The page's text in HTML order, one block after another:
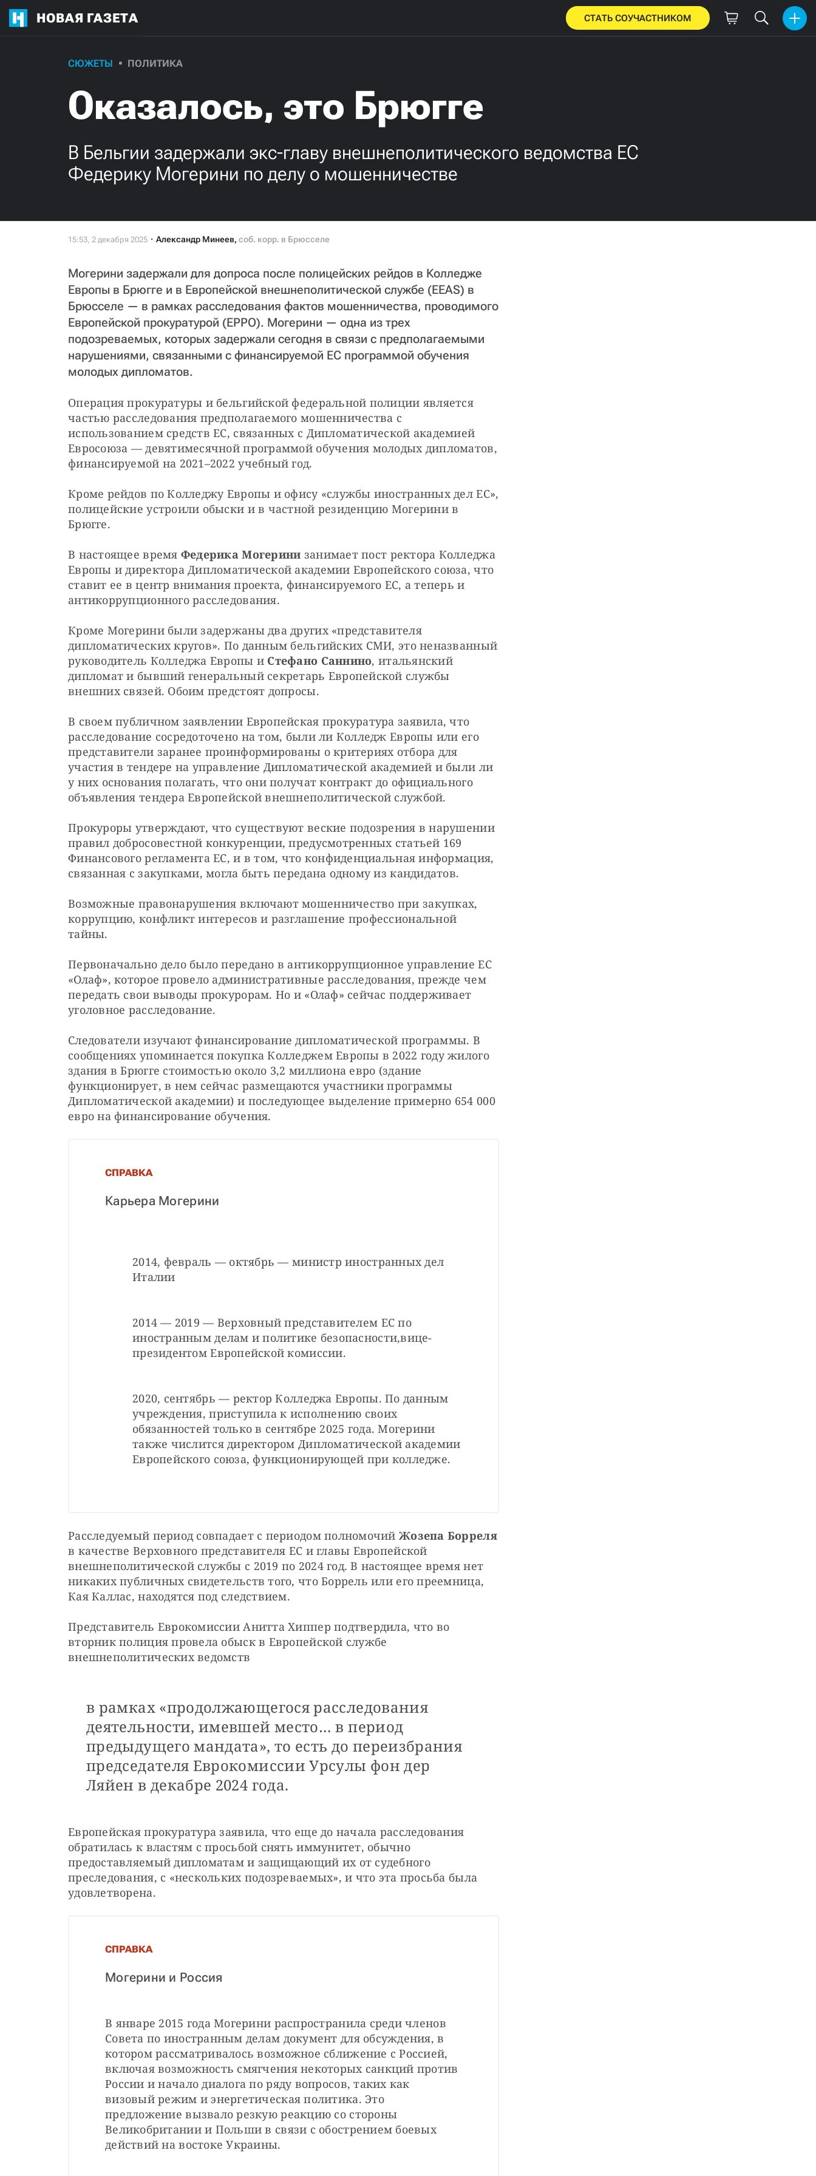
НОВАЯ ГАЗЕТА СТАТЬ СОУЧАСТНИКОМ
СЮЖЕТЫ ПОЛИТИКА
Оказалось, это Брюгге
В Бельгии задержали экс-главу внешнеполитического ведомства ЕС
Федерику Могерини по делу о мошенничестве
Александр Минеев, соб. корр. в Брюсселе
Могерини задержали для допроса после полицейских рейдов в Колледже
Европы в Брюгге и в Европейской внешнеполитической службе (EEAS) в
Брюсселе — в рамках расследования фактов мошенничества, проводимого
Европейской прокуратурой (EPPO). Могерини — одна из трех
подозреваемых, которых задержали сегодня в связи с предполагаемыми
нарушениями, связанными с финансируемой ЕС программой обучения
молодых дипломатов.
Операция прокуратуры и бельгийской федеральной полиции является
частью расследования предполагаемого мошенничества с
использованием средств ЕС, связанных с Дипломатической академией
Евросоюза — девятимесячной программой обучения молодых дипломатов,
финансируемой на 2021–2022 учебный год.
Кроме рейдов по Колледжу Европы и офису «службы иностранных дел ЕС»,
полицейские устроили обыски и в частной резиденцию Могерини в
Брюгге.
В настоящее время Федерика Могерини занимает пост ректора Колледжа
Европы и директора Дипломатической академии Европейского союза, что
ставит ее в центр внимания проекта, финансируемого ЕС, а теперь и
антикоррупционного расследования.
Кроме Могерини были задержаны два других «представителя
дипломатических кругов». По данным бельгийских СМИ, это неназванный
руководитель Колледжа Европы и Стефано Саннино, итальянский
дипломат и бывший генеральный секретарь Европейской службы
внешних связей. Обоим предстоят допросы.
В своем публичном заявлении Европейская прокуратура заявила, что
расследование сосредоточено на том, были ли Колледж Европы или его
представители заранее проинформированы о критериях отбора для
участия в тендере на управление Дипломатической академией и были ли
у них основания полагать, что они получат контракт до официального
объявления тендера Европейской внешнеполитической службой.
Прокуроры утверждают, что существуют веские подозрения в нарушении
правил добросовестной конкуренции, предусмотренных статьей 169
Финансового регламента ЕС, и в том, что конфиденциальная информация,
связанная с закупками, могла быть передана одному из кандидатов.
Возможные правонарушения включают мошенничество при закупках,
коррупцию, конфликт интересов и разглашение профессиональной
тайны.
Первоначально дело было передано в антикоррупционное управление ЕС
«Олаф», которое провело административные расследования, прежде чем
передать свои выводы прокурорам. Но и «Олаф» сейчас поддерживает
уголовное расследование.
Следователи изучают финансирование дипломатической программы. В
сообщениях упоминается покупка Колледжем Европы в 2022 году жилого
здания в Брюгге стоимостью около 3,2 миллиона евро (здание
функционирует, в нем сейчас размещаются участники программы
Дипломатической академии) и последующее выделение примерно 654 000
евро на финансирование обучения.
СПРАВКА
Карьера Могерини
2014, февраль — октябрь — министр иностранных дел
Италии
2014 — 2019 — Верховный представителем ЕС по
иностранным делам и политике безопасности,вице-
президентом Европейской комиссии.
2020, сентябрь — ректор Колледжа Европы. По данным
учреждения, приступила к исполнению своих
обязанностей только в сентябре 2025 года. Могерини
также числится директором Дипломатической академии
Европейского союза, функционирующей при колледже.
Расследуемый период совпадает с периодом полномочий Жозепа Борреля
в качестве Верховного представителя ЕС и главы Европейской
внешнеполитической службы с 2019 по 2024 год. В настоящее время нет
никаких публичных свидетельств того, что Боррель или его преемница,
Кая Каллас, находятся под следствием.
Представитель Еврокомиссии Анитта Хиппер подтвердила, что во
вторник полиция провела обыск в Европейской службе
внешнеполитических ведомств
в рамках «продолжающегося расследования
деятельности, имевшей место… в период
предыдущего мандата», то есть до переизбрания
председателя Еврокомиссии Урсулы фон дер
Ляйен в декабре 2024 года.
Европейская прокуратура заявила, что еще до начала расследования
обратилась к властям с просьбой снять иммунитет, обычно
предоставляемый дипломатам и защищающий их от судебного
преследования, с «нескольких подозреваемых», и что эта просьба была
удовлетворена.
СПРАВКА
Могерини и Россия
В январе 2015 года Могерини распространила среди членов
Совета по иностранным делам документ для обсуждения, в
котором рассматривалось возможное сближение с Россией,
включая возможность смягчения некоторых санкций против
России и начало диалога по ряду вопросов, таких как
визовый режим и энергетическая политика. Это
предложение вызвало резкую реакцию со стороны
Великобритании и Польши в связи с обострением боевых
действий на востоке Украины.